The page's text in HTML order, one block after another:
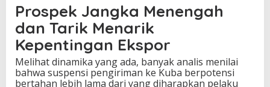
Prospek Jangka Menengah
dan Tarik Menarik
Kepentingan Ekspor
Melihat dinamika yang ada, banyak analis menilai
bahwa suspensi pengiriman ke Kuba berpotensi
bertahan lebih lama dari yang diharapkan pelaku